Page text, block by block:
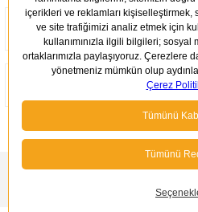
KULLANIM ALANLARI